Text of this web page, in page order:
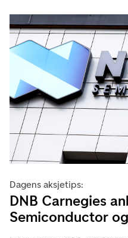
Dagens aksjetips:
DNB Carnegies
Semiconductor